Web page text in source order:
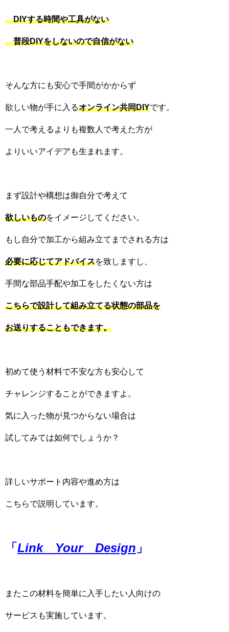
DIYする時間や工具がない
普段DIYをしないので自信がない
そんな方にも安心で手間がかからず
欲しい物が手に入るオンライン共同DIYです。
一人で考えるよりも複数人で考えた方が
よりいいアイデアも生まれます。
まず設計や構想は御自分で考えて
欲しいものをイメージしてください。
もし自分で加工から組み立てまでされる方は
必要に応じてアドバイスを致しますし、
手間な部品手配や加工をしたくない方は
こちらで設計して組み立てる状態の部品を
お送りすることもできます。
初めて使う材料で不安な方も安心して
チャレンジすることができますよ。
気に入った物が見つからない場合は
試してみては如何でしょうか？
詳しいサポート内容や進め方は
こちらで説明しています。
「Link Your Design 」
またこの材料を簡単に入手したい人向けの
サービスも実施しています。